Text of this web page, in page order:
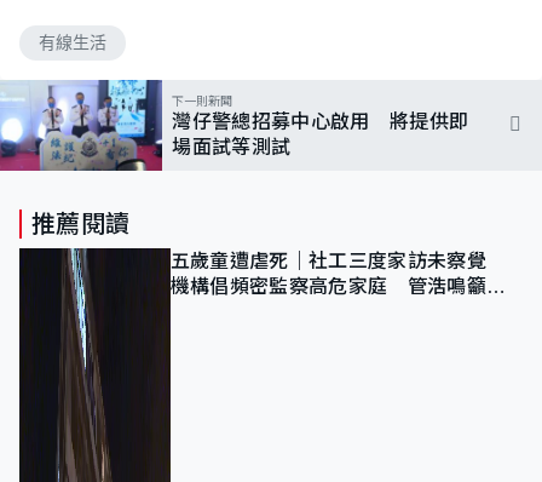
有線生活
下一則新聞
灣仔警總招募中心啟用 將提供即
場面試等測試
推薦閱讀
五歲童遭虐死｜社工三度家訪未察覺
機構倡頻密監察高危家庭 管浩鳴籲加